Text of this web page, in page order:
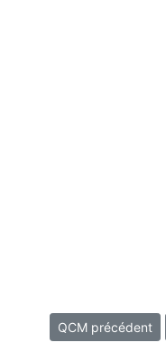
QCM précédent